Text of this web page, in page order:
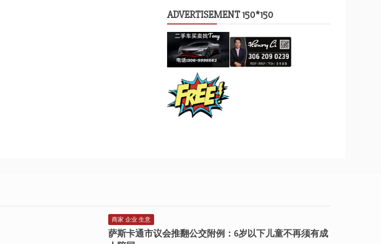
ADVERTISEMENT 150*150
商家 企业 生意
萨斯卡通市议会推翻公交附例：6岁以下儿童不再须有成